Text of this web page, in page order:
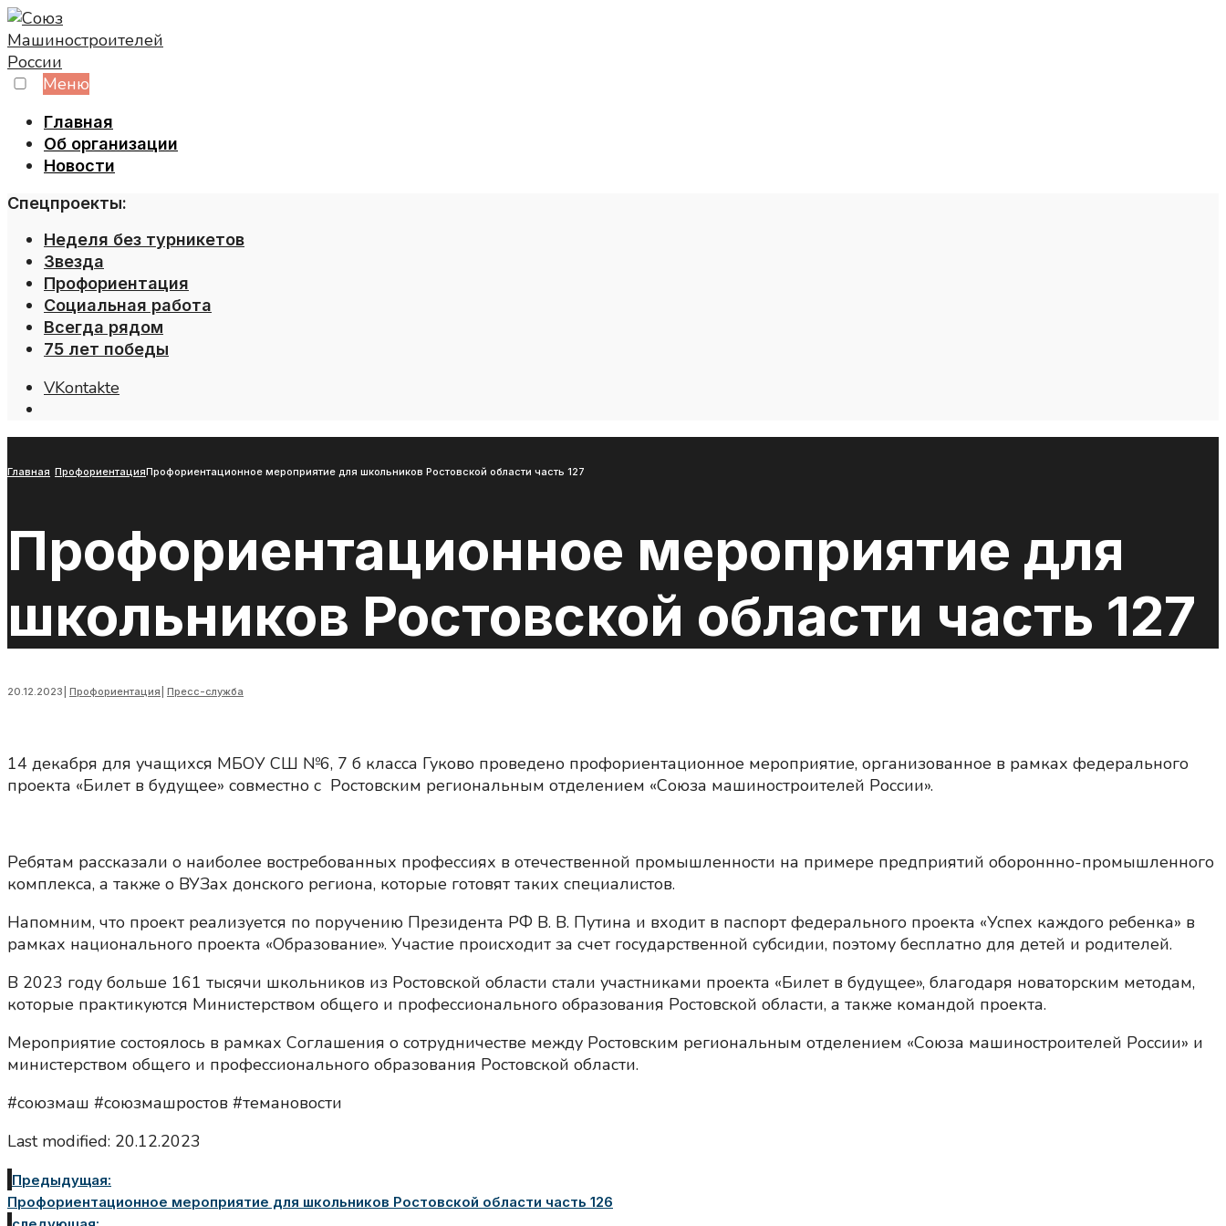
Skip
to
content
Меню
Главная
Об организации
Новости
Спецпроекты:
Неделя без турникетов
Звезда
Профориентация
Социальная работа
Всегда рядом
75 лет победы
VKontakte
Главная ПрофориентацияПрофориентационное мероприятие для школьников Ростовской области часть 127
Профориентационное мероприятие для
школьников Ростовской области часть 127
20.12.2023 Профориентация Пресс-служба
14 декабря для учащихся МБОУ СШ №6, 7 б класса Гуково проведено профориентационное мероприятие, организованное в рамках федерального
проекта «Билет в будущее» совместно с Ростовским региональным отделением «Союза машиностроителей России».
Ребятам рассказали о наиболее востребованных профессиях в отечественной промышленности на примере предприятий обороннно-промышленного
комплекса, а также о ВУЗах донского региона, которые готовят таких специалистов.
Напомним, что проект реализуется по поручению Президента РФ В. В. Путина и входит в паспорт федерального проекта «Успех каждого ребенка» в
рамках национального проекта «Образование». Участие происходит за счет государственной субсидии, поэтому бесплатно для детей и родителей.
В 2023 году больше 161 тысячи школьников из Ростовской области стали участниками проекта «Билет в будущее», благодаря новаторским методам,
которые практикуются Министерством общего и профессионального образования Ростовской области, а также командой проекта.
Мероприятие состоялось в рамках Соглашения о сотрудничестве между Ростовским региональным отделением «Союза машиностроителей России» и
министерством общего и профессионального образования Ростовской области.
#союзмаш #союзмашростов #темановости
Last modified: 20.12.2023
Предыдущая:
Профориентационное мероприятие для школьников Ростовской области часть 126